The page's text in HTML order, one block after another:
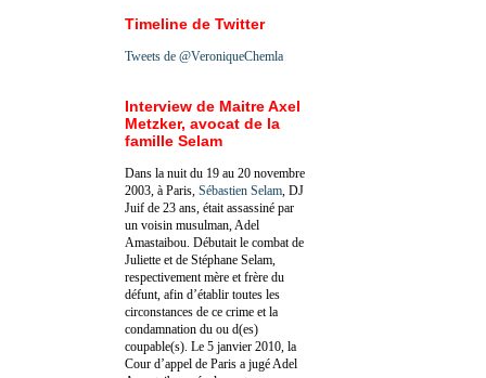
Timeline de Twitter
Tweets de @VeroniqueChemla
Interview de Maitre Axel
Metzker, avocat de la
famille Selam
Dans la nuit du 19 au 20 novembre
2003, à Paris, Sébastien Selam , DJ
Juif de 23 ans, était assassiné par
un voisin musulman, Adel
Amastaibou. Débutait le combat de
Juliette et de Stéphane Selam,
respectivement mère et frère du
défunt, afin d’établir toutes les
circonstances de ce crime et la
condamnation du ou d(es)
coupable(s). Le 5 janvier 2010, la
Cour d’appel de Paris a jugé Adel